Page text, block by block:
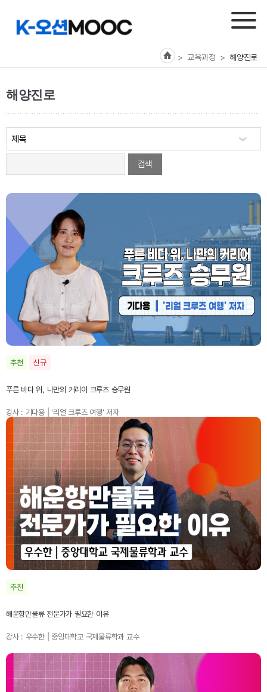
> 교육과정 > 해양진로
해양진로
검색
추천 신규
푸른 바다 위, 나만의 커리어 크루즈 승무원
강사 : 기다용 | '리얼 크루즈 여행' 저자
추천
해운항만물류 전문가가 필요한 이유
강사 : 우수한 | 중앙대학교 국제물류학과 교수